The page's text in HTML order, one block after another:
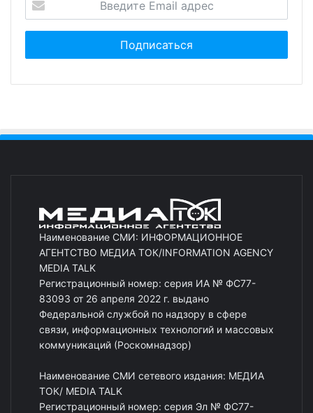
Наименование СМИ: ИНФОРМАЦИОННОЕ
АГЕНТСТВО МЕДИА ТОК/INFORMATION AGENCY
MEDIA TALK
Регистрационный номер: серия ИА № ФС77-
83093 от 26 апреля 2022 г. выдано
Федеральной службой по надзору в сфере
связи, информационных технологий и массовых
коммуникаций (Роскомнадзор)
Наименование СМИ сетевого издания: МЕДИА
ТОК/ MEDIA TALK
Регистрационный номер: серия Эл № ФС77-